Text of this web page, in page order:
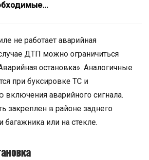
не работает аварийная
ДТП можно ограничиться
остановка». Аналогичные
при буксировке ТС и
аварийного сигнала.
закреплен в районе заднего
или на стекле.